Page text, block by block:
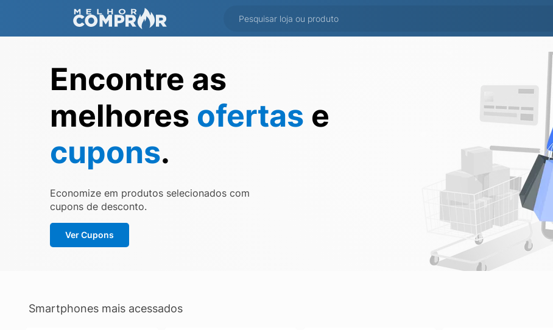
Encontre as
melhores ofertas e
cupons.
Economize em produtos selecionados com
cupons de desconto.
Ver Cupons
Smartphones mais acessados